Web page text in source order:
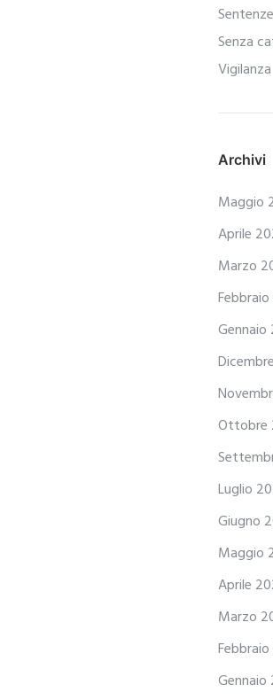
Sentenze
Senza
Vigilanza
Archivi
Maggio
Aprile
Marzo
Ottobre
Luglio
Giugno
Maggio
Aprile
Marzo
Gennaio